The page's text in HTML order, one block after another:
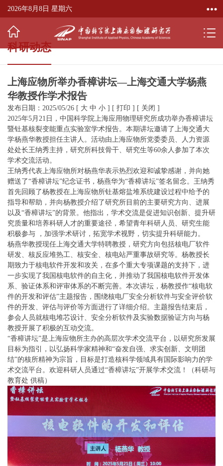
2026年8月8日 星期六
科研动态
上海应物所举办香樟讲坛—上海交通大学杨燕
华教授作学术报告
发布日期：2025/05/26 [ 大 中 小 ] [ 打印 ] [ 关闭 ]
2025年5月21日，中国科学院上海应用物理研究所成功举办香樟讲坛
暨钍基核裂变能重点实验室学术报告。本期讲坛邀请了上海交通大
学杨燕华教授担任主讲人。活动由上海应物所党委委员、人力资源
处处长王纳秀主持，研究所科技骨干、研究生等60余人参加了本次
学术交流活动。
王纳秀代表上海应物所对杨燕华表示热烈欢迎和诚挚感谢，并向她
赠送了“香樟讲坛”纪念证书，杨燕华为“香樟讲坛”签名留念。王纳秀
首先回顾了杨教授在上海应物所钍基熔盐堆系统建设过程中给予的
指导和帮助，并向杨教授介绍了研究所目前的主要研究方向、进展
以及“香樟讲坛”的背景。他指出，学术交流是促进知识创新、提升研
究质量和培养科研人才的重要途径，希望青年科研人员、研究生能
积极参与 ，加强学术研讨，拓宽学术视野，切实提升科研能力。
杨燕华教授现任上海交通大学特聘教授，研究方向包括核电厂软件
研发、核反应堆热工、核安全、核电站严重事故研究等。杨教授长
期致力于核电软件开发和攻关，在多个重大专项课题的支持下，进
一步实现了我国核电软件的自主化，并推动了我国核电软件开发体
系、验证体系和评审体系的不断完善。本次讲坛，杨教授作“核电软
件的开发和评估”主题报告，围绕核电厂安全分析软件与安全评价软
件的开发、评估与评价等方面进行了详细介绍。主题报告结束后，
参会人员就核电堆芯设计、安全分析软件及实验数据验证方向与杨
教授开展了积极的互动交流。
“香樟讲坛”是上海应物所主办的高层次学术交流平台，以研究所发展
目标为指引，以弘扬科学家精神和“奋发自强、求实创新、文明团
结”的核所精神为宗旨，目标是打造核科学领域具有国际影响力的学
术交流平台。欢迎科研人员通过“香樟讲坛”开展学术交流！（科研与
教育处 供稿）